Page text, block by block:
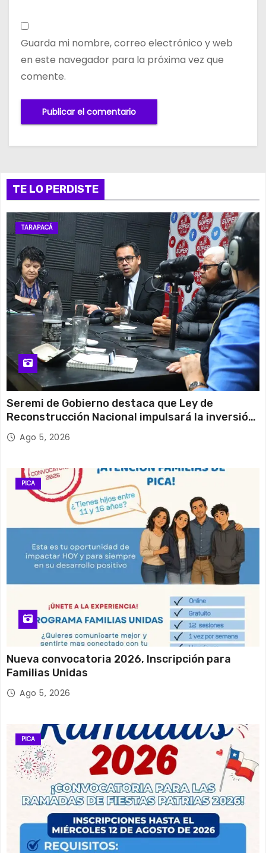
Guarda mi nombre, correo electrónico y web
en este navegador para la próxima vez que
comente.
TE LO PERDISTE
TARAPACÁ
Seremi de Gobierno destaca que Ley de
Reconstrucción Nacional impulsará la inversión
y el empleo en Tarapacá
Ago 5, 2026
PICA
Nueva convocatoria 2026, Inscripción para
Familias Unidas
Ago 5, 2026
PICA